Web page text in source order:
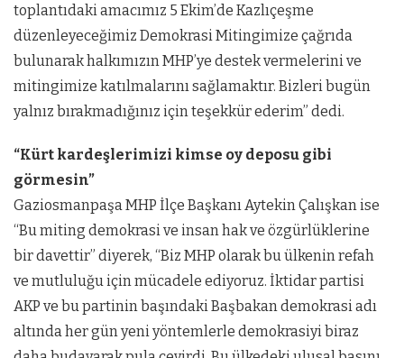
toplantıdaki amacımız 5 Ekim’de Kazlıçeşme
düzenleyeceğimiz Demokrasi Mitingimize çağrıda
bulunarak halkımızın MHP’ye destek vermelerini ve
mitingimize katılmalarını sağlamaktır. Bizleri bugün
yalnız bırakmadığınız için teşekkür ederim” dedi.
“Kürt kardeşlerimizi kimse oy deposu gibi
görmesin”
Gaziosmanpaşa MHP İlçe Başkanı Aytekin Çalışkan ise
“Bu miting demokrasi ve insan hak ve özgürlüklerine
bir davettir” diyerek, “Biz MHP olarak bu ülkenin refah
ve mutluluğu için mücadele ediyoruz. İktidar partisi
AKP ve bu partinin başındaki Başbakan demokrasi adı
altında her gün yeni yöntemlerle demokrasiyi biraz